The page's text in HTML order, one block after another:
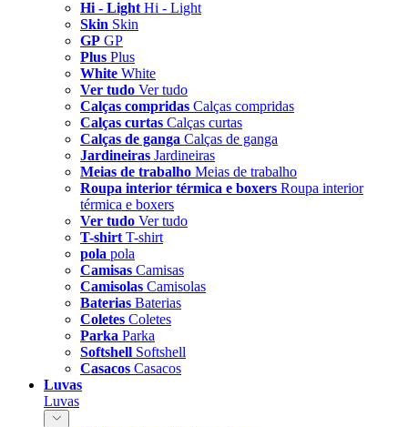
Hi - Light Hi - Light
Skin Skin
GP GP
Plus Plus
White White
Ver tudo Ver tudo
Calças compridas Calças compridas
Calças curtas Calças curtas
Calças de ganga Calças de ganga
Jardineiras Jardineiras
Meias de trabalho Meias de trabalho
Roupa interior térmica e boxers Roupa interior
térmica e boxers
Ver tudo Ver tudo
T-shirt T-shirt
pola pola
Camisas Camisas
Camisolas Camisolas
Baterias Baterias
Coletes Coletes
Parka Parka
Softshell Softshell
Casacos Casacos
Luvas
Luvas